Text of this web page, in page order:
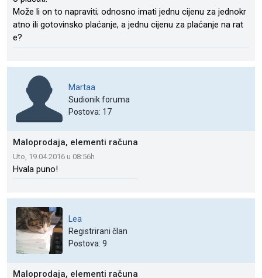
Može li on to napraviti; odnosno imati jednu cijenu za jednokr
atno ili gotovinsko plaćanje, a jednu cijenu za plaćanje na rat
e?
Martaa
Sudionik foruma
Postova: 17
Maloprodaja, elementi računa
Uto, 19.04.2016 u 08:56h
Hvala puno!
Lea
Registrirani član
Postova: 9
Maloprodaja, elementi računa